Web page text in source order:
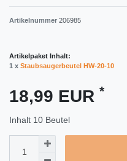
Artikelnummer 206985
Artikelpaket Inhalt:
1 x Staubsaugerbeutel HW-20-10
18,99 EUR *
Inhalt 10 Beutel